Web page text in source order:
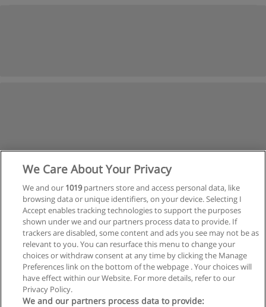
Anterior
Página2de2
We Care About Your Privacy
We and our 1019partners store and access personal data, like
browsing data or unique identifiers, on your device. Selecting I
Accept enables tracking technologies to support the purposes
shown under we and our partners process data to provide. If
trackers are disabled, some content and ads you see may not be as
relevant to you. You can resurface this menu to change your
choices or withdraw consent at any time by clicking the Manage
Preferences link on the bottom of the webpage . Your choices will
have effect within our Website. For more details, refer to our
Privacy Policy.
We and our partners process data to provide: